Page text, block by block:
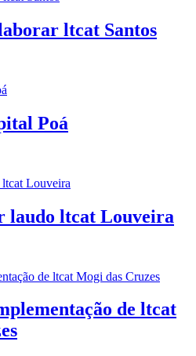
ltcat Santos
Poá
laudo ltcat Louveira
de ltcat